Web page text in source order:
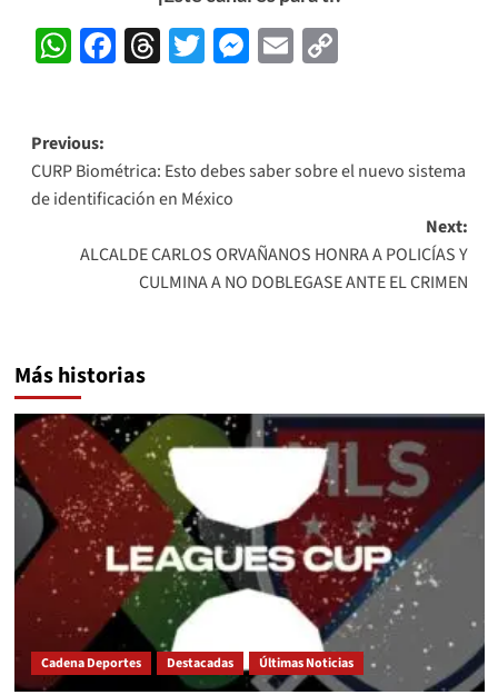
WhatsApp
Facebook
Threads
Twitter
Messenger
EmailCopy
Post
navigation
Previous:
CURP Biométrica: Esto debes saber sobre el nuevo sistema
de identificación en México
Next:
ALCALDE CARLOS ORVAÑANOS HONRA A POLICÍAS Y
CULMINA A NO DOBLEGASE ANTE EL CRIMEN
Más historias
Cadena Deportes Destacadas Últimas Noticias